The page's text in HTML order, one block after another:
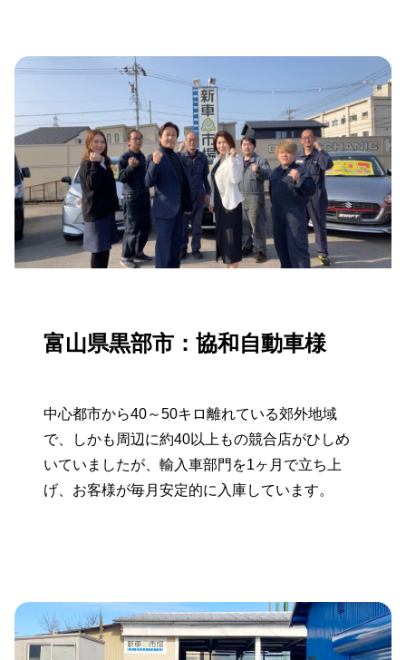
富山県黒部市：協和自動車様
中心都市から40～50キロ離れている郊外地域
で、しかも周辺に約40以上もの競合店がひしめ
いていましたが、輸入車部門を1ヶ月で立ち上
げ、お客様が毎月安定的に入庫しています。